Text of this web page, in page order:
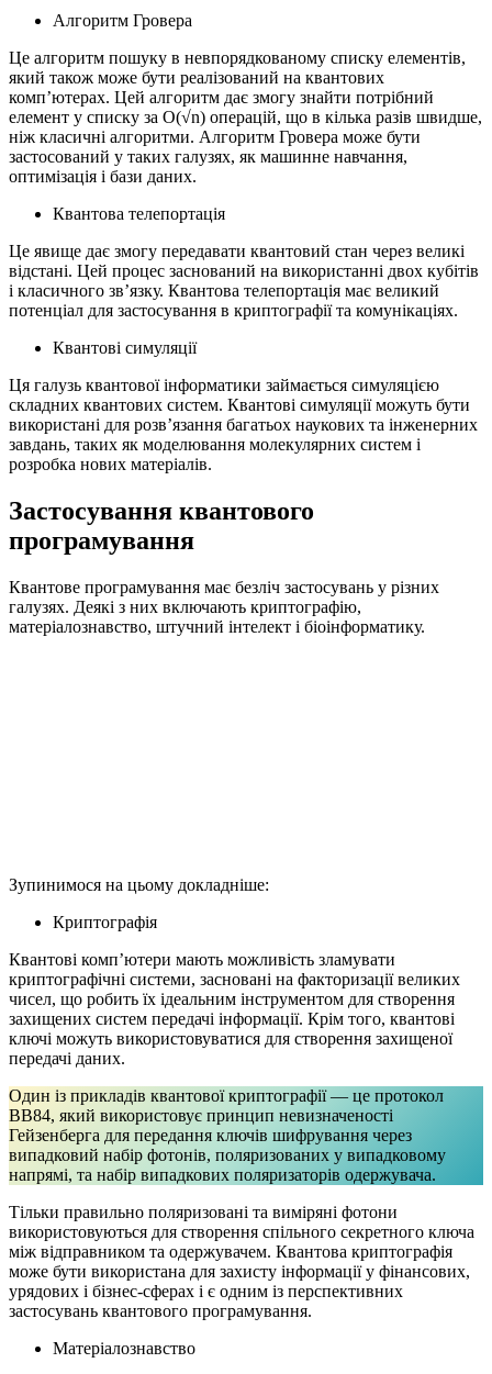
Алгоритм Гровера
Це алгоритм пошуку в невпорядкованому списку елементів,
який також може бути реалізований на квантових
комп’ютерах. Цей алгоритм дає змогу знайти потрібний
елемент у списку за O(√n) операцій, що в кілька разів швидше,
ніж класичні алгоритми. Алгоритм Гровера може бути
застосований у таких галузях, як машинне навчання,
оптимізація і бази даних.
Квантова телепортація
Це явище дає змогу передавати квантовий стан через великі
відстані. Цей процес заснований на використанні двох кубітів
і класичного зв’язку. Квантова телепортація має великий
потенціал для застосування в криптографії та комунікаціях.
Квантові симуляції
Ця галузь квантової інформатики займається симуляцією
складних квантових систем. Квантові симуляції можуть бути
використані для розв’язання багатьох наукових та інженерних
завдань, таких як моделювання молекулярних систем і
розробка нових матеріалів.
Застосування квантового
програмування
Квантове програмування має безліч застосувань у різних
галузях. Деякі з них включають криптографію,
матеріалознавство, штучний інтелект і біоінформатику.
Зупинимося на цьому докладніше:
Криптографія
Квантові комп’ютери мають можливість зламувати
криптографічні системи, засновані на факторизації великих
чисел, що робить їх ідеальним інструментом для створення
захищених систем передачі інформації. Крім того, квантові
ключі можуть використовуватися для створення захищеної
передачі даних.
Один із прикладів квантової криптографії — це протокол
BB84, який використовує принцип невизначеності
Гейзенберга для передання ключів шифрування через
випадковий набір фотонів, поляризованих у випадковому
напрямі, та набір випадкових поляризаторів одержувача.
Тільки правильно поляризовані та виміряні фотони
використовуються для створення спільного секретного ключа
між відправником та одержувачем. Квантова криптографія
може бути використана для захисту інформації у фінансових,
урядових і бізнес-сферах і є одним із перспективних
застосувань квантового програмування.
Матеріалознавство